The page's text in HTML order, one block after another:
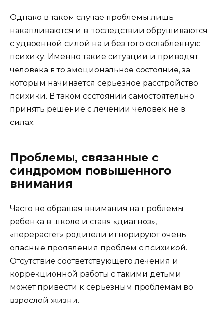
Однако в таком случае проблемы лишь
накапливаются и в последствии обрушиваются
с удвоенной силой на и без того ослабленную
психику. Именно такие ситуации и приводят
человека в то эмоциональное состояние, за
которым начинается серьезное расстройство
психики. В таком состоянии самостоятельно
принять решение о лечении человек не в
силах.
Проблемы, связанные с
синдромом повышенного
внимания
Часто не обращая внимания на проблемы
ребенка в школе и ставя «диагноз»,
«перерастет» родители игнорируют очень
опасные проявления проблем с психикой.
Отсутствие соответствующего лечения и
коррекционной работы с такими детьми
может привести к серьезным проблемам во
взрослой жизни.